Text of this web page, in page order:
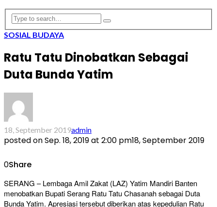
SOSIAL BUDAYA
Ratu Tatu Dinobatkan Sebagai
Duta Bunda Yatim
18, September 2019admin
posted onSep. 18, 2019 at 2:00 pm18, September 2019
0Share
SERANG – Lembaga Amil Zakat (LAZ) Yatim Mandiri Banten
menobatkan Bupati Serang Ratu Tatu Chasanah sebagai Duta
Bunda Yatim. Apresiasi tersebut diberikan atas kepedulian Ratu